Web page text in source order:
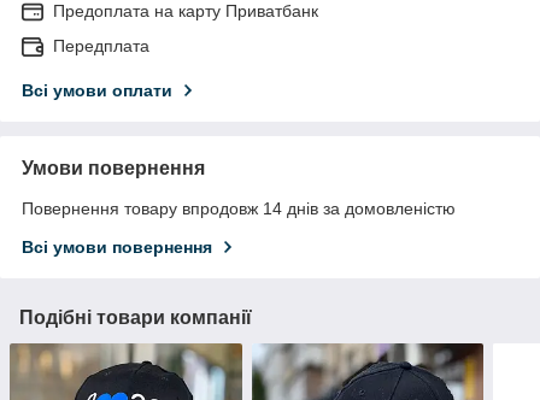
Предоплата на карту Приватбанк
Передплата
Всі умови оплати
Умови повернення
Повернення товару впродовж 14 днів за домовленістю
Всі умови повернення
Подібні товари компанії